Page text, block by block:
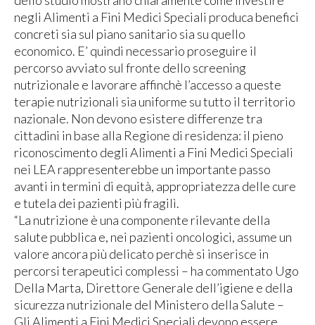
negli Alimenti a Fini Medici Speciali produca benefici
concreti sia sul piano sanitario sia su quello
economico. E’ quindi necessario proseguire il
percorso avviato sul fronte dello screening
nutrizionale e lavorare affinchè l’accesso a queste
terapie nutrizionali sia uniforme su tutto il territorio
nazionale. Non devono esistere differenze tra
cittadini in base alla Regione di residenza: il pieno
riconoscimento degli Alimenti a Fini Medici Speciali
nei LEA rappresenterebbe un importante passo
avanti in termini di equità, appropriatezza delle cure
e tutela dei pazienti più fragilì.
“La nutrizione è una componente rilevante della
salute pubblica e, nei pazienti oncologici, assume un
valore ancora più delicato perchè si inserisce in
percorsi terapeutici complessi – ha commentato Ugo
Della Marta, Direttore Generale dell’igiene e della
sicurezza nutrizionale del Ministero della Salute –
Gli Alimenti a Fini Medici Speciali devono essere